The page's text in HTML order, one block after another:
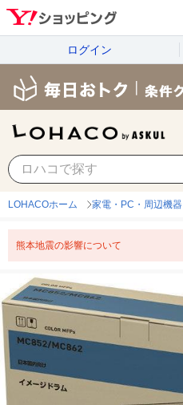
ログイン
LOHACOホーム 家電・PC・周辺機器
熊本地震の影響について